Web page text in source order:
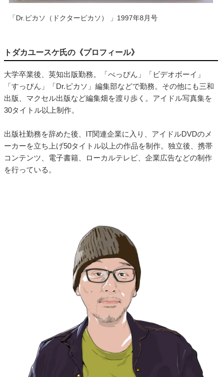
「Dr.ピカソ（ドクターピカソ） 」1997年8月号
トダカユースケ氏の《プロフィール》
大学卒業後、英知出版勤務。「べっぴん」「ビデオボーイ」
「すっぴん」「Dr.ピカソ」編集部などで勤務。その他にも三和
出版、マクセル出版など編集畑を渡り歩く。アイドル写真集を
30タイトル以上制作。
出版社勤務を辞めた後、IT関連企業に入り、アイドルDVDのメ
ーカーを立ち上げ50タイトル以上の作品を制作。独立後、携帯
コンテンツ、電子書籍、ローカルテレビ、企業広告などの制作
を行っている。